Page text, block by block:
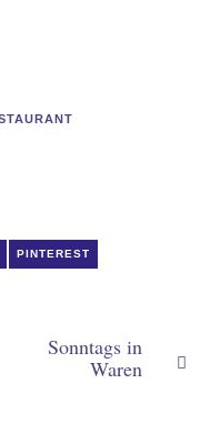
PINTEREST
Sonntags in
Waren